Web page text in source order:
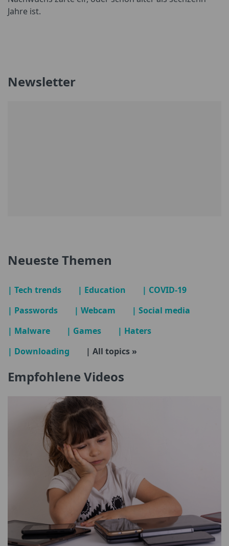
Jahre ist.
Newsletter
Neueste Themen
| Tech trends | Education
| COVID-19
| Passwords
| Webcam
| Social media
| Malware
| Games
| Haters
| Downloading
| All topics »
Empfohlene Videos